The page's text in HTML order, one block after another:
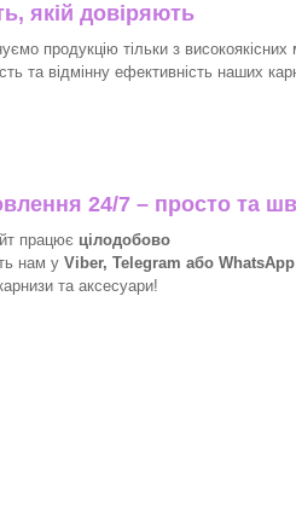
якій довіряють
продукцію тільки з високоякісних
та відмінну ефективність наших
24/7 – просто та
працює цілодобово
нам у Viber, Telegram або WhatsApp
та аксесуари!